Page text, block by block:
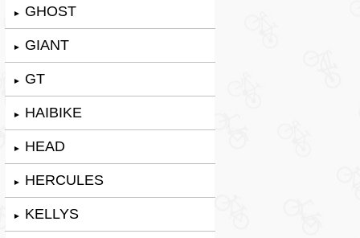
► GHOST
► GIANT
► GT
► HAIBIKE
► HEAD
► HERCULES
► KELLYS